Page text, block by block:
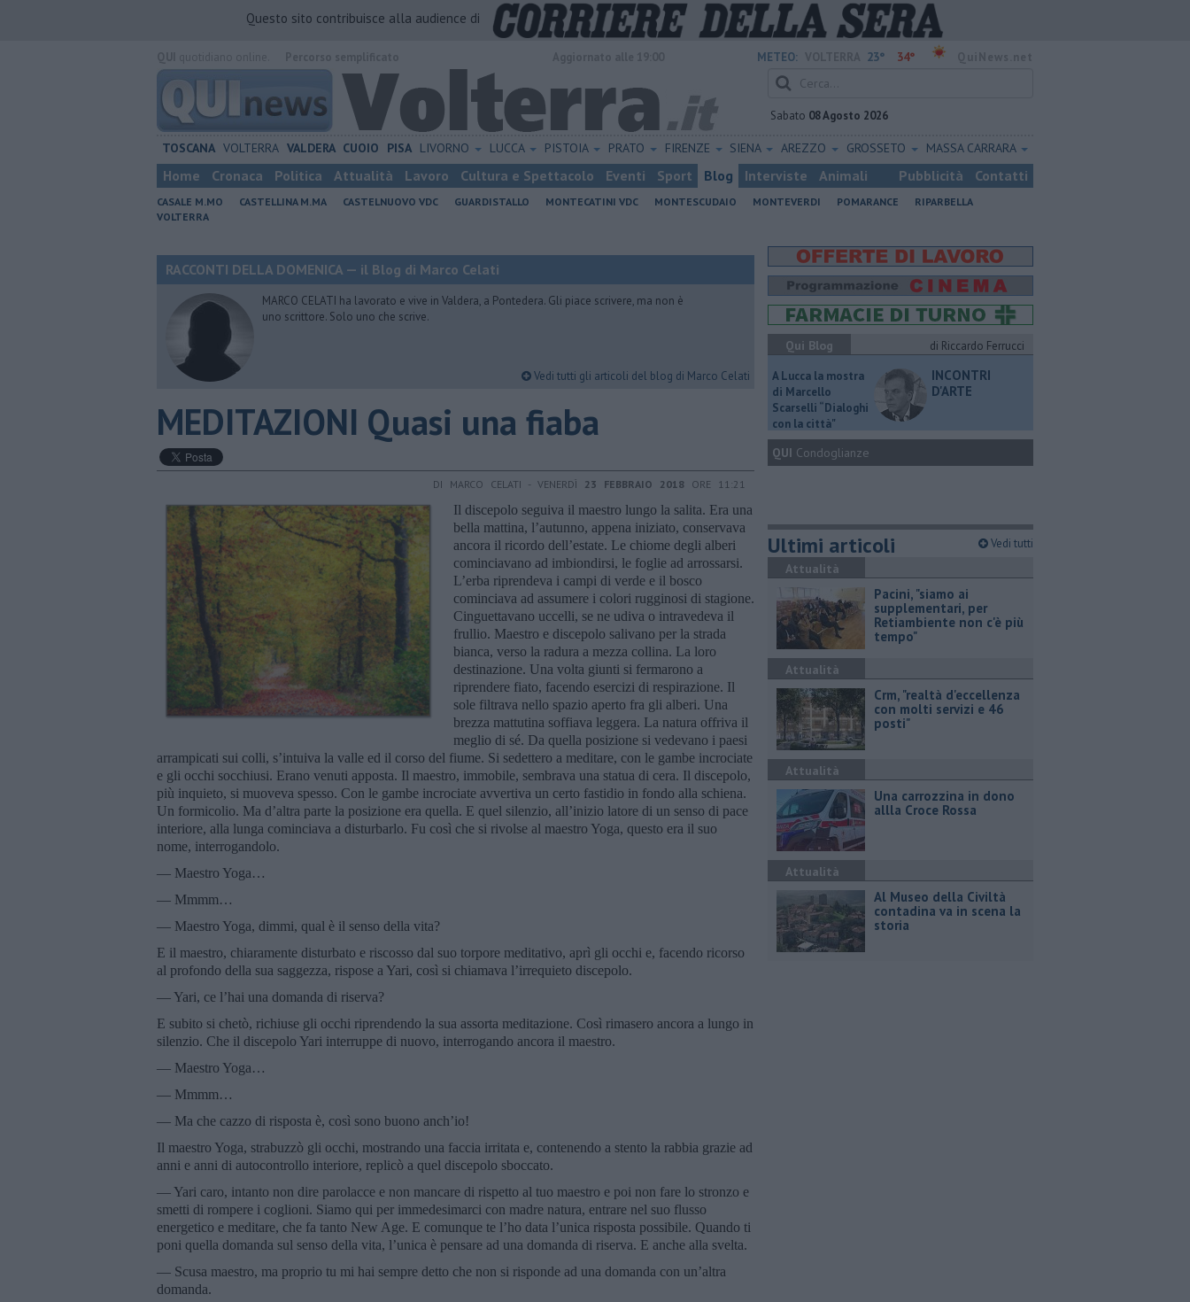
Questo sito contribuisce alla audience di
METEO: 23° 34°
Sabato 08 Agosto 2026
TOSCANA VOLTERRA VALDERA CUOIO PISA LIVORNO LUCCA PISTOIA PRATO FIRENZE SIENA AREZZO GROSSETO MASSA CARRARA
Home Cronaca Politica Attualità Lavoro Cultura e Spettacolo Eventi Sport Blog Interviste Animali Pubblicità Contatti
CASALE M.MO CASTELLINA M.MA CASTELNUOVO VDC GUARDISTALLO MONTECATINI VDC MONTESCUDAIO MONTEVERDI POMARANCE
RIPARBELLA
VOLTERRA
RACCONTI DELLA DOMENICA — il Blog di Marco Celati
MARCO CELATI ha lavorato e vive in Valdera, a Pontedera. Gli piace scrivere, ma non è
uno scrittore. Solo uno che scrive.
Vedi tutti gli articoli del blog di Marco Celati
MEDITAZIONI Quasi una fiaba
DI MARCO CELATI - VENERDÌ 23 FEBBRAIO 2018 ORE 11:21
Il discepolo seguiva il maestro lungo la salita. Era una
bella mattina, l’autunno, appena iniziato, conservava
ancora il ricordo dell’estate. Le chiome degli alberi
cominciavano ad imbiondirsi, le foglie ad arrossarsi.
L’erba riprendeva i campi di verde e il bosco
cominciava ad assumere i colori rugginosi di stagione.
Cinguettavano uccelli, se ne udiva o intravedeva il
frullio. Maestro e discepolo salivano per la strada
bianca, verso la radura a mezza collina. La loro
destinazione. Una volta giunti si fermarono a
riprendere fiato, facendo esercizi di respirazione. Il
sole filtrava nello spazio aperto fra gli alberi. Una
brezza mattutina soffiava leggera. La natura offriva il
meglio di sé. Da quella posizione si vedevano i paesi
arrampicati sui colli, s’intuiva la valle ed il corso del fiume. Si sedettero a meditare, con le gambe incrociate
e gli occhi socchiusi. Erano venuti apposta. Il maestro, immobile, sembrava una statua di cera. Il discepolo,
più inquieto, si muoveva spesso. Con le gambe incrociate avvertiva un certo fastidio in fondo alla schiena.
Un formicolio. Ma d’altra parte la posizione era quella. E quel silenzio, all’inizio latore di un senso di pace
interiore, alla lunga cominciava a disturbarlo. Fu così che si rivolse al maestro Yoga, questo era il suo
nome, interrogandolo.
— Maestro Yoga…
— Mmmm…
— Maestro Yoga, dimmi, qual è il senso della vita?
E il maestro, chiaramente disturbato e riscosso dal suo torpore meditativo, aprì gli occhi e, facendo ricorso
al profondo della sua saggezza, rispose a Yari, così si chiamava l’irrequieto discepolo.
— Yari, ce l’hai una domanda di riserva?
E subito si chetò, richiuse gli occhi riprendendo la sua assorta meditazione. Così rimasero ancora a lungo in
silenzio. Che il discepolo Yari interruppe di nuovo, interrogando ancora il maestro.
— Maestro Yoga…
— Mmmm…
— Ma che cazzo di risposta è, così sono buono anch’io!
Il maestro Yoga, strabuzzò gli occhi, mostrando una faccia irritata e, contenendo a stento la rabbia grazie ad
anni e anni di autocontrollo interiore, replicò a quel discepolo sboccato.
— Yari caro, intanto non dire parolacce e non mancare di rispetto al tuo maestro e poi non fare lo stronzo e
smetti di rompere i coglioni. Siamo qui per immedesimarci con madre natura, entrare nel suo flusso
energetico e meditare, che fa tanto New Age. E comunque te l’ho data l’unica risposta possibile. Quando ti
poni quella domanda sul senso della vita, l’unica è pensare ad una domanda di riserva. E anche alla svelta.
— Scusa maestro, ma proprio tu mi hai sempre detto che non si risponde ad una domanda con un’altra
domanda.
Qui Blog
di Riccardo Ferrucci
A Lucca la mostra
di Marcello
Scarselli “Dialoghi
con la città"
INCONTRI
D'ARTE
QUI Condoglianze
Ultimi articoli Vedi tutti
Attualità
Pacini, "siamo ai
supplementari, per
Retiambiente non c'è più
tempo"
Attualità
Crm, "realtà d'eccellenza
con molti servizi e 46
posti"
Attualità
Una carrozzina in dono
allla Croce Rossa
Attualità
Al Museo della Civiltà
contadina va in scena la
storia